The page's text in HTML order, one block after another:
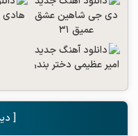
[